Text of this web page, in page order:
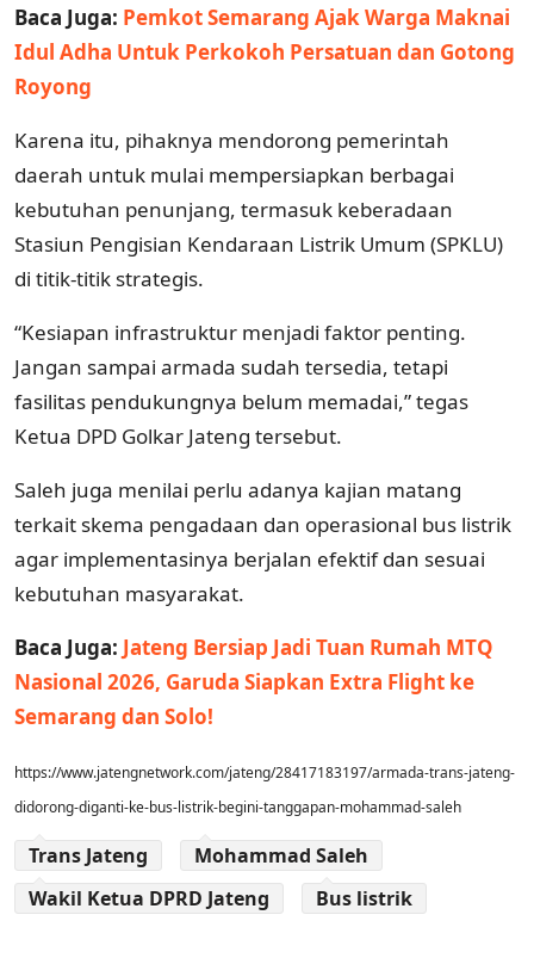
Baca Juga: Pemkot Semarang Ajak Warga Maknai
Idul Adha Untuk Perkokoh Persatuan dan Gotong
Royong
Karena itu, pihaknya mendorong pemerintah
daerah untuk mulai mempersiapkan berbagai
kebutuhan penunjang, termasuk keberadaan
Stasiun Pengisian Kendaraan Listrik Umum (SPKLU)
di titik-titik strategis.
“Kesiapan infrastruktur menjadi faktor penting.
Jangan sampai armada sudah tersedia, tetapi
fasilitas pendukungnya belum memadai,” tegas
Ketua DPD Golkar Jateng tersebut.
Saleh juga menilai perlu adanya kajian matang
terkait skema pengadaan dan operasional bus listrik
agar implementasinya berjalan efektif dan sesuai
kebutuhan masyarakat.
Baca Juga: Jateng Bersiap Jadi Tuan Rumah MTQ
Nasional 2026, Garuda Siapkan Extra Flight ke
Semarang dan Solo!
https://www.jatengnetwork.com/jateng/28417183197/armada-trans-jateng-
didorong-diganti-ke-bus-listrik-begini-tanggapan-mohammad-saleh
Trans Jateng
Mohammad Saleh
Wakil Ketua DPRD Jateng
Bus listrik